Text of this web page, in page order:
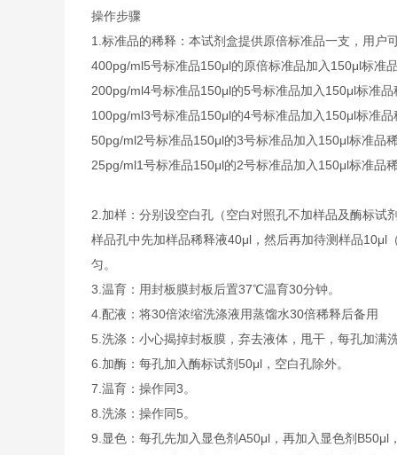
操作步骤
1.标准品的稀释：本试剂盒提供原倍标准品一支，用户
400pg/ml5号标准品150μl的原倍标准品加入150μl标准
200pg/ml4号标准品150μl的5号标准品加入150μl标准品
100pg/ml3号标准品150μl的4号标准品加入150μl标准品
50pg/ml2号标准品150μl的3号标准品加入150μl标准品
25pg/ml1号标准品150μl的2号标准品加入150μl标准品
2.加样：分别设空白孔（空白对照孔不加样品及酶标试
样品孔中先加样品稀释液40μl，然后再加待测样品10μl
匀。
3.温育：用封板膜封板后置37℃温育30分钟。
4.配液：将30倍浓缩洗涤液用蒸馏水30倍稀释后备用
5.洗涤：小心揭掉封板膜，弃去液体，甩干，每孔加满
6.加酶：每孔加入酶标试剂50μl，空白孔除外。
7.温育：操作同3。
8.洗涤：操作同5。
9.显色：每孔先加入显色剂A50μl，再加入显色剂